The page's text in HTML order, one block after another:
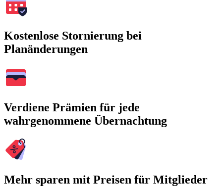
Kostenlose Stornierung bei
Planänderungen
Verdiene Prämien für jede
wahrgenommene Übernachtung
Mehr sparen mit Preisen für Mitglieder